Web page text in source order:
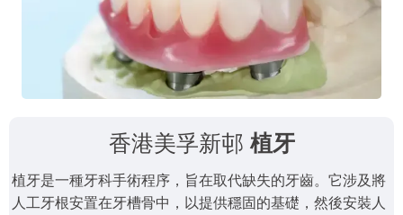
香港美孚新邨 植牙
植牙是一種牙科手術程序，旨在取代缺失的牙齒。它涉及將
人工牙根安置在牙槽骨中，以提供穩固的基礎，然後安裝人